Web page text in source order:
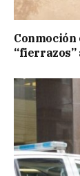
“fierrazos”